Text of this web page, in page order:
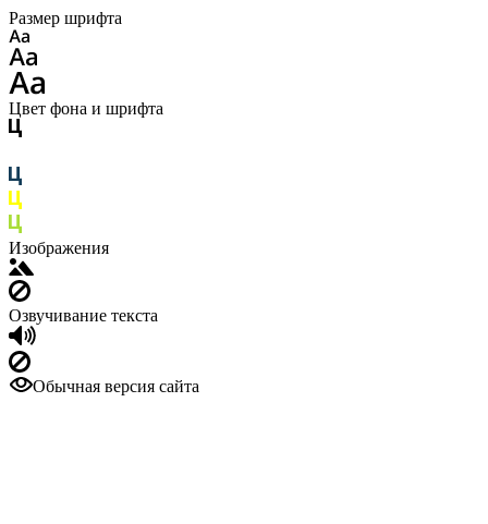
Размер шрифта
Цвет фона и шрифта
Изображения
Озвучивание текста
Обычная версия сайта